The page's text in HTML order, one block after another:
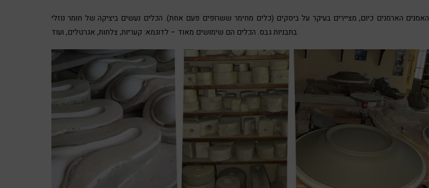
האמנים הארמנים כיום, מציירים בעיקר על ביסקים (כלים מחימר ששרופים פעם אחת). הכלים נעשים ביציקה של חומר נוזלי
בתבניות גבס. הכלים הם שימושים מאוד – לדוגמא: קעריות, צלחות, אגרטלים, ועוד.